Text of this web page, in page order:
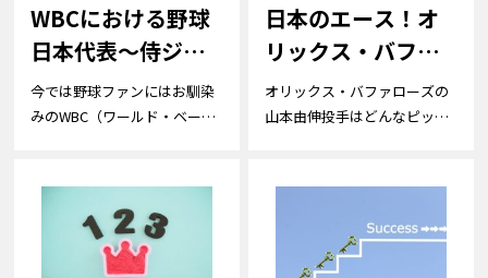
WBCにおける野球
日本代表～侍ジャ
パン～の活躍と
2023年大会の見ど
今では野球ファンにはお馴染
みのWBC（ワールド・ベース
日本のエース！オ
リックス・バファ
ローズの山本由伸
投手を掘り下げ
オリックス・バファローズの
山本由伸投手はどんなピッチ